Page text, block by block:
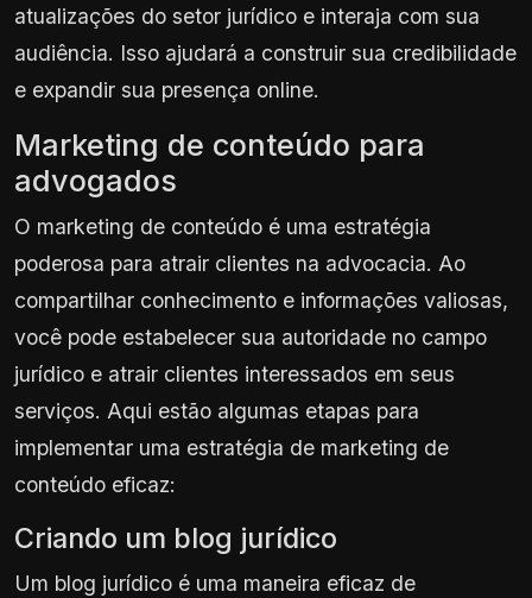
atualizações do setor jurídico e interaja com sua
audiência. Isso ajudará a construir sua credibilidade
e expandir sua presença online.
Marketing de conteúdo para
advogados
O marketing de conteúdo é uma estratégia
poderosa para atrair clientes na advocacia. Ao
compartilhar conhecimento e informações valiosas,
você pode estabelecer sua autoridade no campo
jurídico e atrair clientes interessados em seus
serviços. Aqui estão algumas etapas para
implementar uma estratégia de marketing de
conteúdo eficaz:
Criando um blog jurídico
Um blog jurídico é uma maneira eficaz de